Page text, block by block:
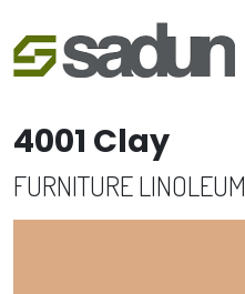
4001 Clay
FURNITURE LINOLEUM